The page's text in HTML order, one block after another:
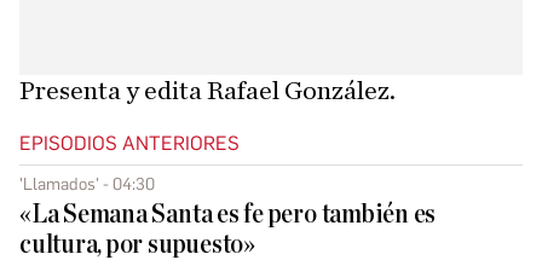
Presenta y edita Rafael González.
EPISODIOS ANTERIORES
'Llamados' - 04:30
«La Semana Santa es fe pero también es
cultura, por supuesto»